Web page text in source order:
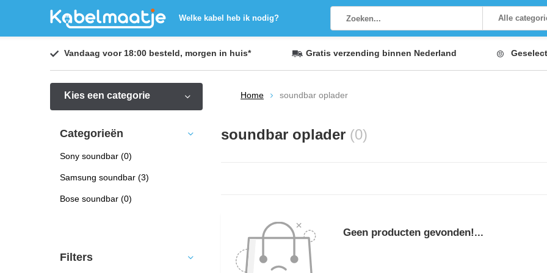
Welke kabel heb ik nodig? Alle
Vandaag voor 18:00 besteld, morgen in huis* Gratis verzending binnen Nederland
Kies een categorie Home soundbar oplader
soundbar oplader (0)
Geen producten gevonden!...
Categorieën
Sony soundbar (0)
Samsung soundbar (3)
Bose soundbar (0)
Filters